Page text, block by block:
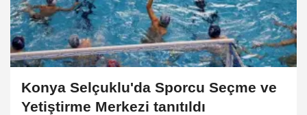
Konya Selçuklu'da Sporcu Seçme ve
Yetiştirme Merkezi tanıtıldı